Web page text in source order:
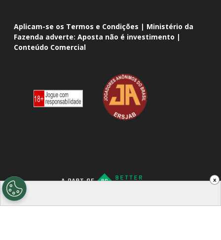
x
Aplicam-se os Termos e Condições | Ministério da
Fazenda adverte: Aposta não é investimento |
Conteúdo Comercial